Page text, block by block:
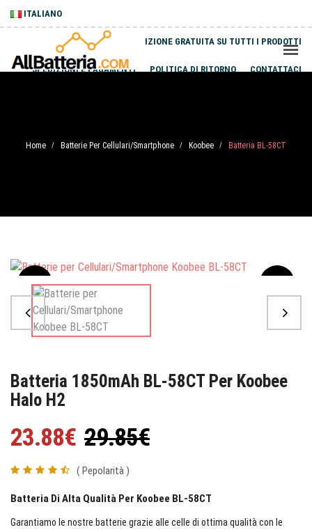
ITALIANO
SPEDIZIONE GRATUITA SU TUTTI I PRODOTTI
SPEDIZIONI E PAGAMENTI POLITICA DI RITORNO CONTATTACI
Home / Batterie Per Cellulari/Smartphone / Koobee / Batteria BL-58CT
Sale
Batteria 1850mAh BL-58CT Per Koobee
Halo H2
23.88€ 29.85€
( Pepolarità )
Batteria Di Alta Qualità Per Koobee BL-58CT
Garantiamo le nostre batterie grazie alle celle di ottima qualità con le